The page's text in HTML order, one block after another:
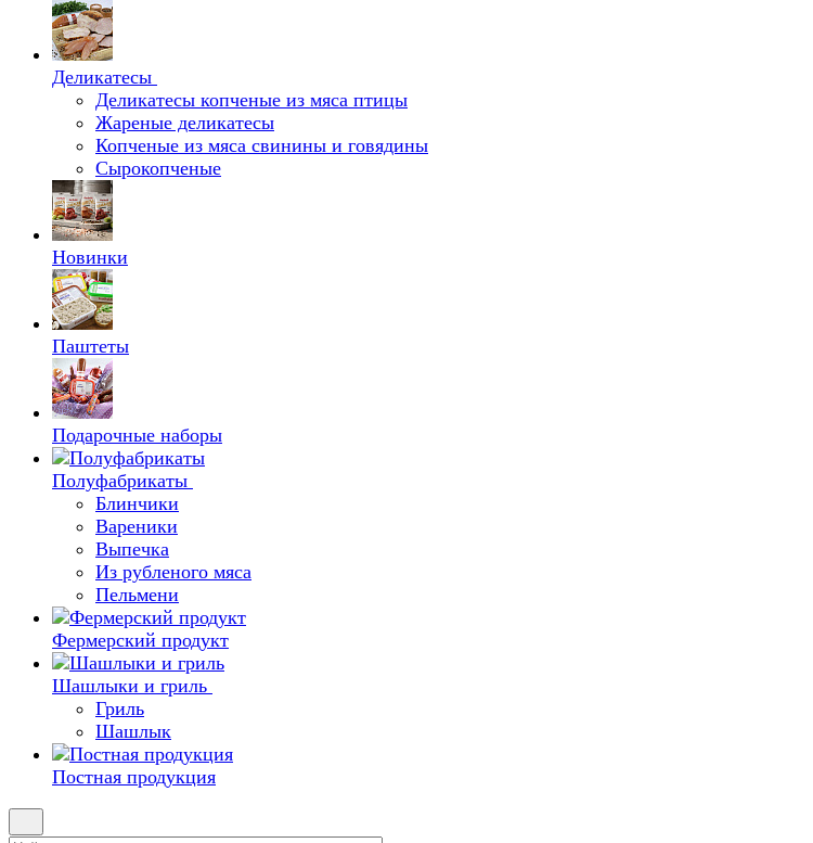
Деликатесы
Деликатесы копченые из мяса птицы
Жареные деликатесы
Копченые из мяса свинины и говядины
Сырокопченые
Новинки
Паштеты
Подарочные наборы
Полуфабрикаты
Блинчики
Вареники
Выпечка
Из рубленого мяса
Пельмени
Фермерский продукт
Шашлыки и гриль
Гриль
Шашлык
Постная продукция